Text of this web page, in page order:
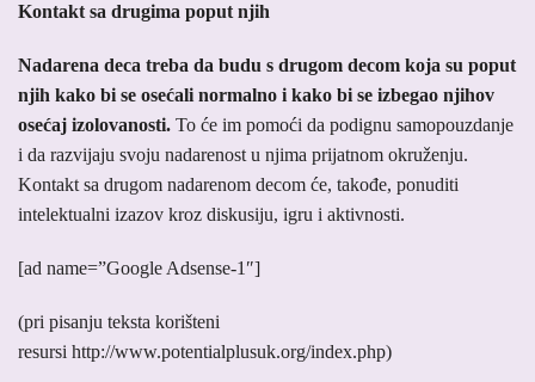
Kontakt sa drugima poput njih
Nadarena deca treba da budu s drugom decom koja su poput
njih kako bi se osećali normalno i kako bi se izbegao njihov
osećaj izolovanosti. To će im pomoći da podignu samopouzdanje
i da razvijaju svoju nadarenost u njima prijatnom okruženju.
Kontakt sa drugom nadarenom decom će, takođe, ponuditi
intelektualni izazov kroz diskusiju, igru i aktivnosti.
[ad name=”Google Adsense-1″]
(pri pisanju teksta korišteni
resursi http://www.potentialplusuk.org/index.php)